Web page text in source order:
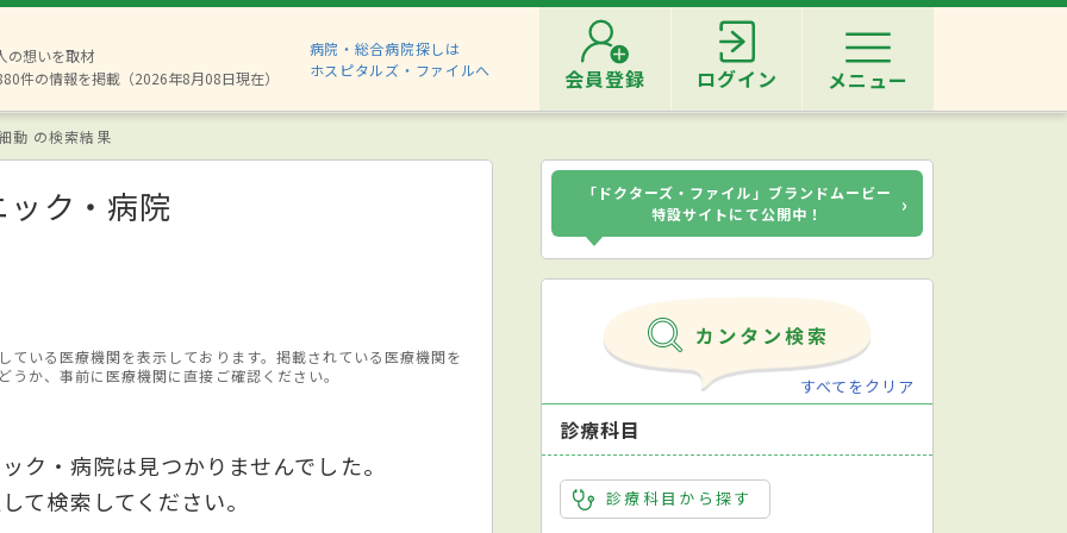
の想いを取材
件の情報を掲載（2026年8月08日現在）
病院・総合病院探しは
ホスピタルズ・ファイルへ
会員登録 ログイン メニュー
動 の検索結果
ク・病院
いる医療機関を表示しております。掲載されている医療機関を
か、事前に医療機関に直接ご確認ください。
ク・病院は見つかりませんでした。
て検索してください。
「ドクターズ・ファイル」ブランドムービー
特設サイトにて公開中！
›
すべてをクリア
診療科目
診療科目から探す